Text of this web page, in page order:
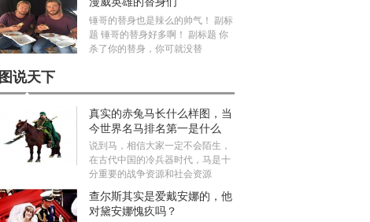
锤哥的替身也是辣么的帅气！ 副标
题 锤哥的替身好多啊！ 副标题 你
杀了你的替身，你可就没替
图说天下
真实的赤兔马长什么样图，当
今世界名马排名第一是什么
马？
说到马，相信大家一定不会陌生，
在古代中国的冷兵器时代，马是十
分重要的战争资源和社会资源
查尔斯其实是爱戴安娜的，他
对黛安娜愧疚吗？